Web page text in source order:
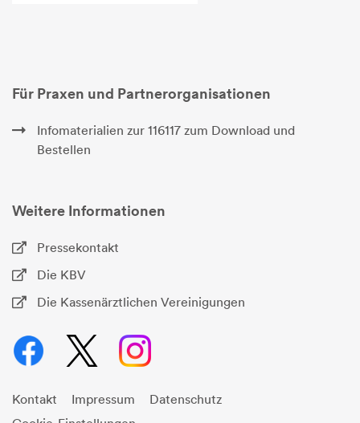
Für Praxen und Partnerorganisationen
Infomaterialien zur 116117 zum Download und
Bestellen
Weitere Informationen
Pressekontakt
Die KBV
Die Kassenärztlichen Vereinigungen
Kontakt Impressum
Datenschutz